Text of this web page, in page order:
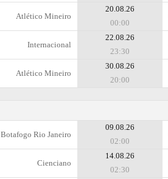
Atlético Mineiro
20.08.26
00:00
Internacional
22.08.26
23:30
Atlético Mineiro
30.08.26
20:00
Botafogo Rio Janeiro
09.08.26
02:00
Cienciano
14.08.26
02:30